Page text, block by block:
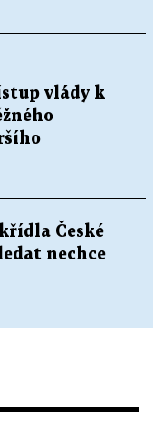
vlády k
České
nechce